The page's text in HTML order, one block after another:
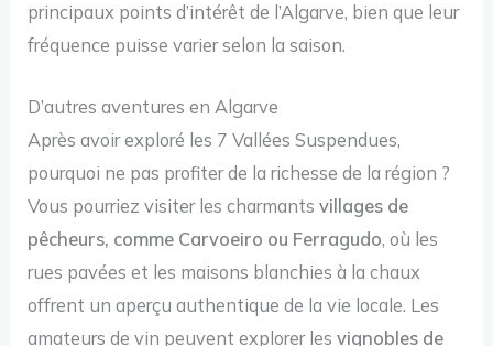
principaux points d’intérêt de l’Algarve, bien que leur
fréquence puisse varier selon la saison.
D’autres aventures en Algarve
Après avoir exploré les 7 Vallées Suspendues,
pourquoi ne pas profiter de la richesse de la région ?
Vous pourriez visiter les charmantsvillages de
pêcheurs, comme Carvoeiro ou Ferragudo, où les
rues pavées et les maisons blanchies à la chaux
offrent un aperçu authentique de la vie locale. Les
amateurs de vin peuvent explorer lesvignobles de